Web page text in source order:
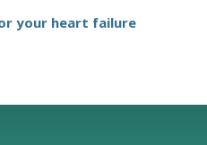
your heart failure